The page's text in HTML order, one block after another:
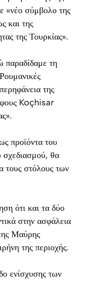
«νέο σύμβολο της
και της
της Τουρκίας».
παραδίδαμε τη
της
Koçhisar
προϊόντα του
σχεδιασμού, θα
τους στόλους των
ότι και τα δύο
στην ασφάλεια
Μαύρης
της περιοχής.
ενίσχυσης των